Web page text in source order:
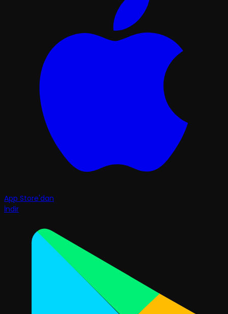
App Store'dan
İndir